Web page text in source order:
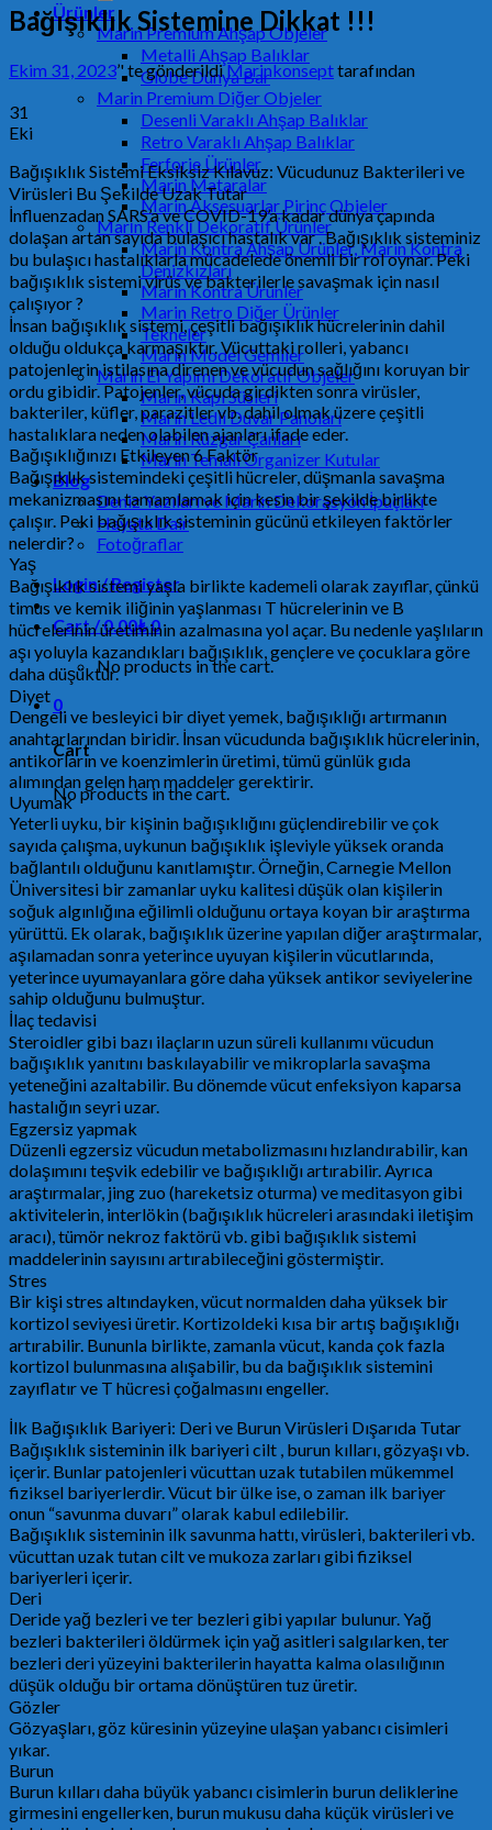
Ürünler
Marin Premium Ahşap Objeler
Metalli Ahşap Balıklar
Globe Dünya Bar
Marin Premium Diğer Objeler
Desenli Varaklı Ahşap Balıklar
Retro Varaklı Ahşap Balıklar
Ferforje Ürünler
Marin Mataralar
Marin Aksesuarlar Pirinç Objeler
Mari̇n Renkli̇ Dekorati̇f Ürünler
Marin Kontra Ahşap Ürünler, Marin Kontra
Denizkızları
Marin Kontra Ürünler
Marin Retro Diğer Ürünler
Tekneler
Marin Model Gemiler
Marin El Yapımı Dekoratif Objeler
Marin Kapı Süsleri
Marin Ledli Duvar Panoları
Marin Rüzgar Çanları
Marin Temalı Organizer Kutular
Blog
Deniz Yazıları ve Marin Dekorasyon İpuçları
Hayata Dair
Fotoğraflar
Login / Register
Cart /0.00₺0
No products in the cart.
0
Cart
No products in the cart.
Bağışıklık Sistemine Dikkat !!!
Ekim 31, 2023’' te gönderildi Marinkonsepttarafından
31
Eki
Bağışıklık Sistemi Eksiksiz Kılavuz: Vücudunuz Bakterileri ve
Virüsleri Bu Şekilde Uzak Tutar
İnfluenzadan SARS’a ve COVID-19’a kadar dünya çapında
dolaşan artan sayıda bulaşıcı hastalık var . Bağışıklık sisteminiz
bu bulaşıcı hastalıklarla mücadelede önemli bir rol oynar. Peki
bağışıklık sistemi virüs ve bakterilerle savaşmak için nasıl
çalışıyor ?
İnsan bağışıklık sistemi, çeşitli bağışıklık hücrelerinin dahil
olduğu oldukça karmaşıktır. Vücuttaki rolleri, yabancı
patojenlerin istilasına direnen ve vücudun sağlığını koruyan bir
ordu gibidir. Patojenler, vücuda girdikten sonra virüsler,
bakteriler, küfler, parazitler vb. dahil olmak üzere çeşitli
hastalıklara neden olabilen ajanları ifade eder.
Bağışıklığınızı Etkileyen 6 Faktör
Bağışıklık sistemindeki çeşitli hücreler, düşmanla savaşma
mekanizmasını tamamlamak için kesin bir şekilde birlikte
çalışır. Peki bağışıklık sisteminin gücünü etkileyen faktörler
nelerdir?
Yaş
Bağışıklık sistemi yaşla birlikte kademeli olarak zayıflar, çünkü
timus ve kemik iliğinin yaşlanması T hücrelerinin ve B
hücrelerinin üretiminin azalmasına yol açar. Bu nedenle yaşlıların
aşı yoluyla kazandıkları bağışıklık, gençlere ve çocuklara göre
daha düşüktür.
Diyet
Dengeli ve besleyici bir diyet yemek, bağışıklığı artırmanın
anahtarlarından biridir. İnsan vücudunda bağışıklık hücrelerinin,
antikorların ve koenzimlerin üretimi, tümü günlük gıda
alımından gelen ham maddeler gerektirir.
Uyumak
Yeterli uyku, bir kişinin bağışıklığını güçlendirebilir ve çok
sayıda çalışma, uykunun bağışıklık işleviyle yüksek oranda
bağlantılı olduğunu kanıtlamıştır. Örneğin, Carnegie Mellon
Üniversitesi bir zamanlar uyku kalitesi düşük olan kişilerin
soğuk algınlığına eğilimli olduğunu ortaya koyan bir araştırma
yürüttü. Ek olarak, bağışıklık üzerine yapılan diğer araştırmalar,
aşılamadan sonra yeterince uyuyan kişilerin vücutlarında,
yeterince uyumayanlara göre daha yüksek antikor seviyelerine
sahip olduğunu bulmuştur.
İlaç tedavisi
Steroidler gibi bazı ilaçların uzun süreli kullanımı vücudun
bağışıklık yanıtını baskılayabilir ve mikroplarla savaşma
yeteneğini azaltabilir. Bu dönemde vücut enfeksiyon kaparsa
hastalığın seyri uzar.
Egzersiz yapmak
Düzenli egzersiz vücudun metabolizmasını hızlandırabilir, kan
dolaşımını teşvik edebilir ve bağışıklığı artırabilir. Ayrıca
araştırmalar, jing zuo (hareketsiz oturma) ve meditasyon gibi
aktivitelerin, interlökin (bağışıklık hücreleri arasındaki iletişim
aracı), tümör nekroz faktörü vb. gibi bağışıklık sistemi
maddelerinin sayısını artırabileceğini göstermiştir.
Stres
Bir kişi stres altındayken, vücut normalden daha yüksek bir
kortizol seviyesi üretir. Kortizoldeki kısa bir artış bağışıklığı
artırabilir. Bununla birlikte, zamanla vücut, kanda çok fazla
kortizol bulunmasına alışabilir, bu da bağışıklık sistemini
zayıflatır ve T hücresi çoğalmasını engeller.
İlk Bağışıklık Bariyeri: Deri ve Burun Virüsleri Dışarıda Tutar
Bağışıklık sisteminin ilk bariyeri cilt , burun kılları, gözyaşı vb.
içerir. Bunlar patojenleri vücuttan uzak tutabilen mükemmel
fiziksel bariyerlerdir. Vücut bir ülke ise, o zaman ilk bariyer
onun “savunma duvarı” olarak kabul edilebilir.
Bağışıklık sisteminin ilk savunma hattı, virüsleri, bakterileri vb.
vücuttan uzak tutan cilt ve mukoza zarları gibi fiziksel
bariyerleri içerir.
Deri
Deride yağ bezleri ve ter bezleri gibi yapılar bulunur. Yağ
bezleri bakterileri öldürmek için yağ asitleri salgılarken, ter
bezleri deri yüzeyini bakterilerin hayatta kalma olasılığının
düşük olduğu bir ortama dönüştüren tuz üretir.
Gözler
Gözyaşları, göz küresinin yüzeyine ulaşan yabancı cisimleri
yıkar.
Burun
Burun kılları daha büyük yabancı cisimlerin burun deliklerine
girmesini engellerken, burun mukusu daha küçük virüsleri ve